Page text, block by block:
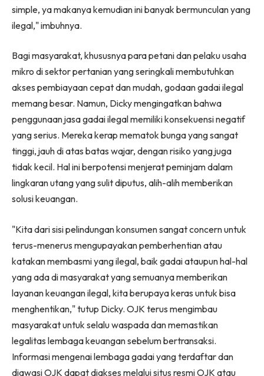
simple, ya makanya kemudian ini banyak bermunculan yang
ilegal," imbuhnya.
Bagi masyarakat, khususnya para petani dan pelaku usaha
mikro di sektor pertanian yang seringkali membutuhkan
akses pembiayaan cepat dan mudah, godaan gadai ilegal
memang besar. Namun, Dicky mengingatkan bahwa
penggunaan jasa gadai ilegal memiliki konsekuensi negatif
yang serius. Mereka kerap mematok bunga yang sangat
tinggi, jauh di atas batas wajar, dengan risiko yang juga
tidak kecil. Hal ini berpotensi menjerat peminjam dalam
lingkaran utang yang sulit diputus, alih-alih memberikan
solusi keuangan.
"Kita dari sisi pelindungan konsumen sangat concern untuk
terus-menerus mengupayakan pemberhentian atau
katakan membasmi yang ilegal, baik gadai ataupun hal-hal
yang ada di masyarakat yang semuanya memberikan
layanan keuangan ilegal, kita berupaya keras untuk bisa
menghentikan," tutup Dicky. OJK terus mengimbau
masyarakat untuk selalu waspada dan memastikan
legalitas lembaga keuangan sebelum bertransaksi.
Informasi mengenai lembaga gadai yang terdaftar dan
diawasi OJK dapat diakses melalui situs resmi OJK atau